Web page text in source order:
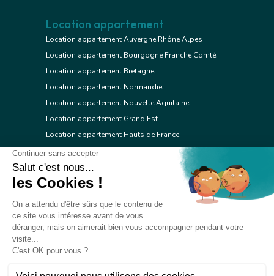
Location appartement
Location appartement Auvergne Rhône Alpes
Location appartement Bourgogne Franche Comté
Location appartement Bretagne
Location appartement Normandie
Location appartement Nouvelle Aquitaine
Location appartement Grand Est
Location appartement Hauts de France
Location appartement Ile de France
Location appartement Centre Val de Loire
Location appartement Occitanie
Location appartement Pays de la Loire
Location appartement Provence Alpes Côte d'Azur
Location appartement Corse